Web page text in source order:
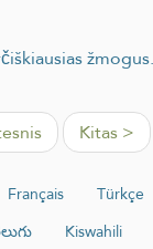
Kitas >
Français Türkçe
Kiswahili